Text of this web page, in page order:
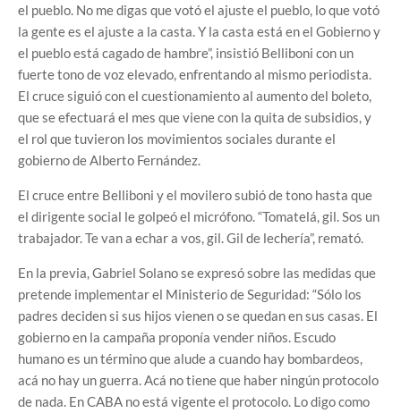
el pueblo. No me digas que votó el ajuste el pueblo, lo que votó
la gente es el ajuste a la casta. Y la casta está en el Gobierno y
el pueblo está cagado de hambre”, insistió Belliboni con un
fuerte tono de voz elevado, enfrentando al mismo periodista.
El cruce siguió con el cuestionamiento al aumento del boleto,
que se efectuará el mes que viene con la quita de subsidios, y
el rol que tuvieron los movimientos sociales durante el
gobierno de Alberto Fernández.
El cruce entre Belliboni y el movilero subió de tono hasta que
el dirigente social le golpeó el micrófono. “Tomatelá, gil. Sos un
trabajador. Te van a echar a vos, gil. Gil de lechería”, remató.
En la previa, Gabriel Solano se expresó sobre las medidas que
pretende implementar el Ministerio de Seguridad: “Sólo los
padres deciden si sus hijos vienen o se quedan en sus casas. El
gobierno en la campaña proponía vender niños. Escudo
humano es un término que alude a cuando hay bombardeos,
acá no hay un guerra. Acá no tiene que haber ningún protocolo
de nada. En CABA no está vigente el protocolo. Lo digo como